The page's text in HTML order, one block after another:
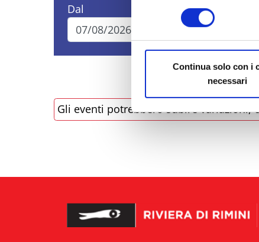
Continua solo con i
necessari
Dal A
Gli eventi potrebbero subire variazioni,